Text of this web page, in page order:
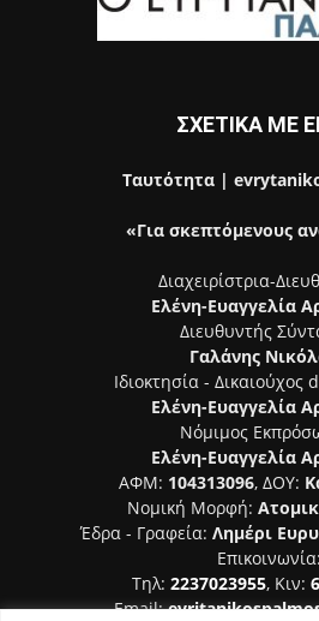
ΣΧΕΤΙΚΑ ΜΕ
Ταυτότητα |
«Για σκεπτόμενους
Διαχειρίστρια-
Ελένη-Ευαγγελία
Διευθυντής
Γαλάνης
Ιδιοκτησία -
Ελένη-Ευαγγελία
Νόμιμος
Ελένη-Ευαγγελία
ΑΦΜ: 104313096, ΔΟΥ:
Νομική Μορφή:
Έδρα - Γραφεία: Λημέρι
Επικοινωνία:
Τηλ: 2237023955, Κιν:
Email: